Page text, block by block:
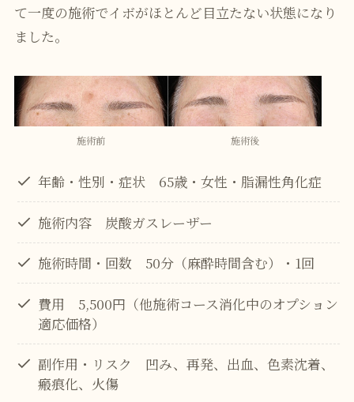
て一度の施術でイボがほとんど目立たない状態になり
ました。
施術前 施術後
年齢・性別・症状 65歳・女性・脂漏性角化症
施術内容 炭酸ガスレーザー
施術時間・回数 50分（麻酔時間含む）・1回
費用 5,500円（他施術コース消化中のオプション
適応価格）
副作用・リスク 凹み、再発、出血、色素沈着、
瘢痕化、火傷